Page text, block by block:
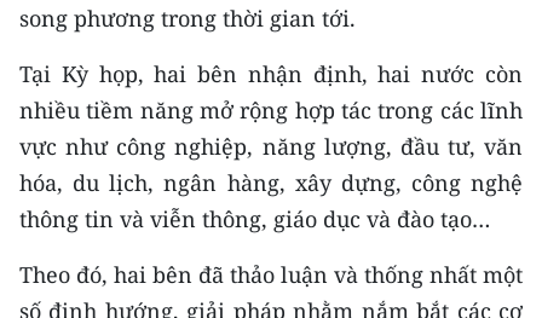
ESPAÑOL
한국어
song phương trong thời gian tới.
Tại Kỳ họp, hai bên nhận định, hai nước còn
nhiều tiềm năng mở rộng hợp tác trong các lĩnh
vực như công nghiệp, năng lượng, đầu tư, văn
hóa, du lịch, ngân hàng, xây dựng, công nghệ
thông tin và viễn thông, giáo dục và đào tạo…
Theo đó, hai bên đã thảo luận và thống nhất một
số định hướng, giải pháp nhằm nắm bắt các cơ